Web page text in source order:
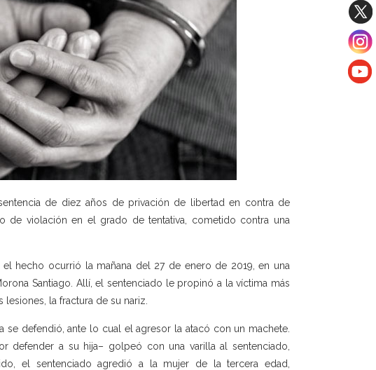
de diez años de privación de libertad en contra de
de violación en el grado de tentativa, cometido contra una
hecho ocurrió la mañana del 27 de enero de 2019, en una
Santiago. Allí, el sentenciado le propinó a la víctima más
la fractura de su nariz.
se defendió, ante lo cual el agresor la atacó con un machete.
defender a su hija– golpeó con una varilla al sentenciado,
el sentenciado agredió a la mujer de la tercera edad,